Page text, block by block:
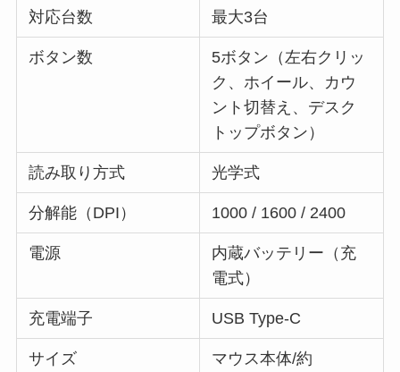
対応台数 最大3台
ボタン数
5ボタン（左右クリッ
ク、ホイール、カウ
ント切替え、デスク
トップボタン）
読み取り方式 光学式
分解能（DPI） 1000 / 1600 / 2400
電源
内蔵バッテリー（充
電式）
充電端子 USB Type-C
サイズ
マウス本体/約